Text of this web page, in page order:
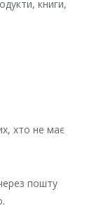
книги,
хто не має
пошту